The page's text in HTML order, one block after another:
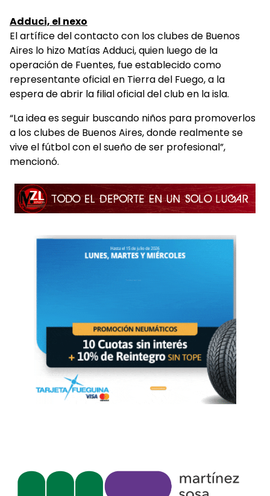
Adduci, el nexo
El artífice del contacto con los clubes de Buenos
Aires lo hizo Matías Adduci, quien luego de la
operación de Fuentes, fue establecido como
representante oficial en Tierra del Fuego, a la
espera de abrir la filial oficial del club en la isla.
“La idea es seguir buscando niños para promoverlos
a los clubes de Buenos Aires, donde realmente se
vive el fútbol con el sueño de ser profesional”,
mencionó.